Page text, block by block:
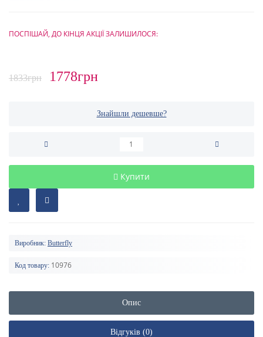
ПОСПІШАЙ, ДО КІНЦЯ АКЦІЇ ЗАЛИШИЛОСЯ:
1833грн 1778грн
Знайшли дешевше?
Купити
Виробник: Butterfly
Код товару: 10976
Опис
Відгуків (0)